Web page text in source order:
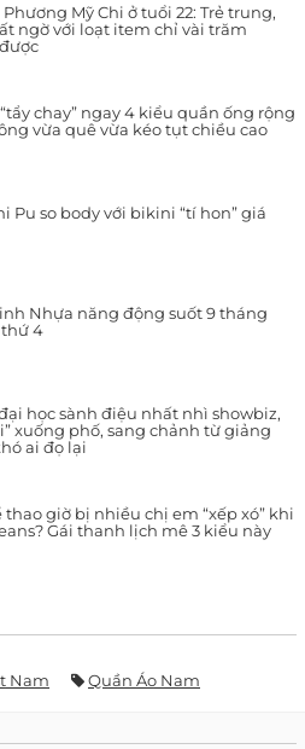
Mỹ Chi ở tuổi 22: Trẻ trung,
ngờ với loạt item chỉ vài trăm
chay” ngay 4 kiểu quần ống rộng
vừa quê vừa kéo tụt chiều cao
Pu so body với bikini “tí hon” giá
Nhựa năng động suốt 9 tháng
4
học sành điệu nhất nhì showbiz,
xuống phố, sang chảnh từ giảng
ai đọ lại
thao giờ bị nhiều chị em “xếp xó” khi
Gái thanh lịch mê 3 kiểu này
Nam Quần Áo Nam